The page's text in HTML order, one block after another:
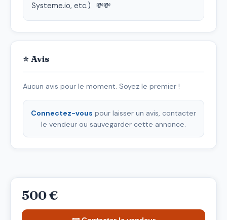
Systeme.io, etc.)	💸💸
⭐ Avis
Aucun avis pour le moment. Soyez le premier !
Connectez-vous pour laisser un avis, contacter
le vendeur ou sauvegarder cette annonce.
500 €